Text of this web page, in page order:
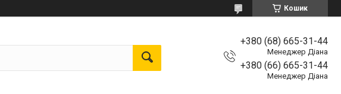
Кошик
+380 (68) 665-31-44
Менеджер Діана
+380 (66) 665-31-44
Менеджер Діана